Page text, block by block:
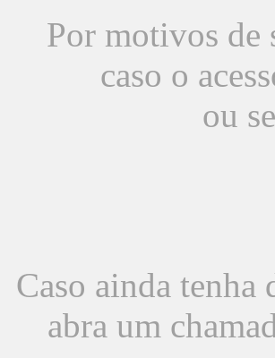
Por motivos de
caso o
ou
Caso ainda tenha
abra um